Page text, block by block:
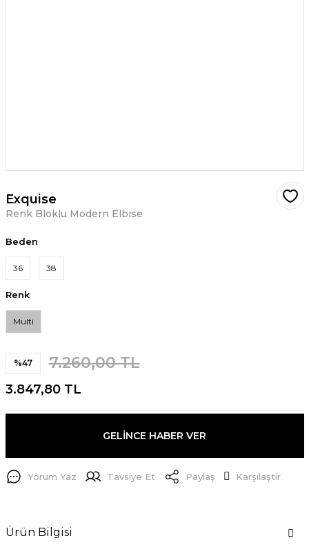
Exquise
Renk Bloklu Modern Elbise
Beden
36 38
Renk
Multi
%47 7.260,00 TL
3.847,80 TL
GELİNCE HABER VER
Yorum Yaz Tavsiye Et Paylaş Karşılaştır
Ürün Bilgisi